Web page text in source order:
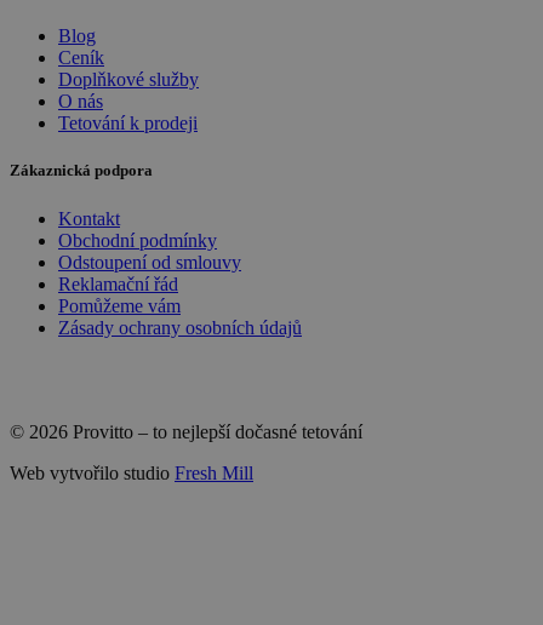
Blog
Ceník
Doplňkové služby
O nás
Tetování k prodeji
Zákaznická podpora
Kontakt
Obchodní podmínky
Odstoupení od smlouvy
Reklamační řád
Pomůžeme vám
Zásady ochrany osobních údajů
© 2026 Provitto – to nejlepší dočasné tetování
Web vytvořilo studio Fresh Mill